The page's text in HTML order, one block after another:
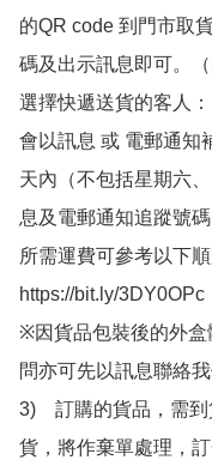
的QR code 到門市取
碼及出示訊息即可。
選擇快遞送貨的客人：
會以訊息 或 電郵通知
天內（不包括星期六
息及電郵通知追蹤號碼
所需運費可參考以下
https://bit.ly/3DY0OPc
※因貨品包裝後的外盒
問亦可先以訊息聯絡
3)　訂購的貨品，需
貨，將作棄單處理，